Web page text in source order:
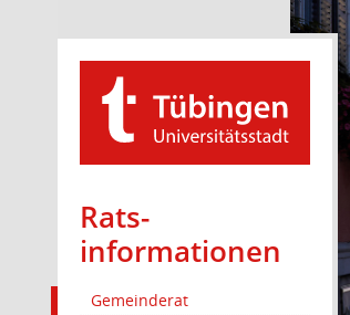
Rats­
informationen
Gemeinderat